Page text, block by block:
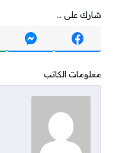
شارك على ...
معلومات الكاتب